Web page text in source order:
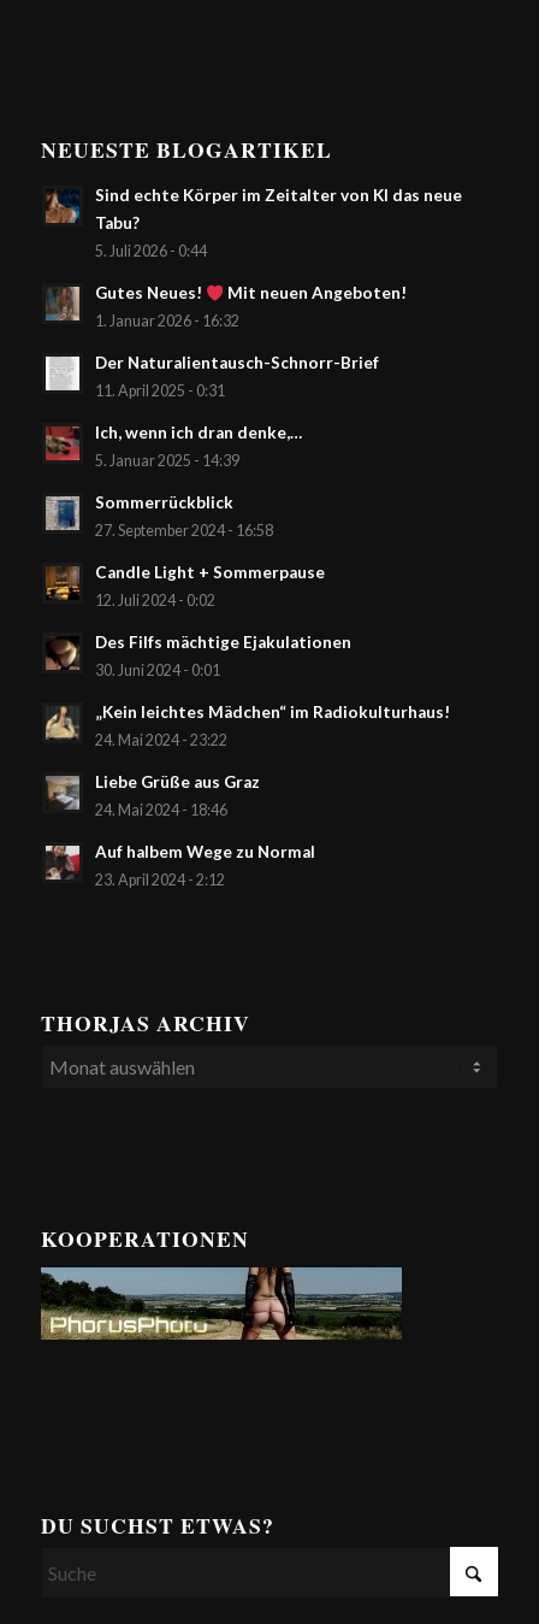
NEUESTE BLOGARTIKEL
Sind echte Körper im Zeitalter von KI das neue
Tabu?
5. Juli 2026 - 0:44
Gutes Neues! Mit neuen Angeboten!
1. Januar 2026 - 16:32
Der Naturalientausch-Schnorr-Brief
11. April 2025 - 0:31
Ich, wenn ich dran denke,…
5. Januar 2025 - 14:39
Sommerrückblick
27. September 2024 - 16:58
Candle Light + Sommerpause
12. Juli 2024 - 0:02
Des Filfs mächtige Ejakulationen
30. Juni 2024 - 0:01
„Kein leichtes Mädchen“ im Radiokulturhaus!
24. Mai 2024 - 23:22
Liebe Grüße aus Graz
24. Mai 2024 - 18:46
Auf halbem Wege zu Normal
23. April 2024 - 2:12
THORJAS ARCHIV
KOOPERATIONEN
DU SUCHST ETWAS?